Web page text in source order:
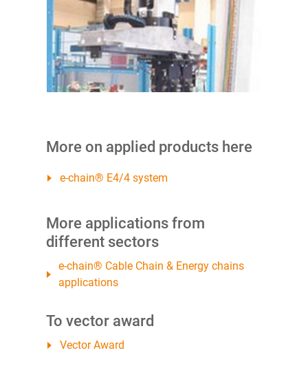
More on applied products here
e-chain® E4/4 system
More applications from
different sectors
e-chain® Cable Chain & Energy chains
applications
To vector award
Vector Award